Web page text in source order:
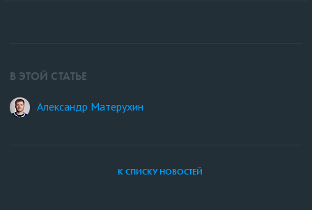
В ЭТОЙ СТАТЬЕ
Александр Матерухин
К СПИСКУ НОВОСТЕЙ